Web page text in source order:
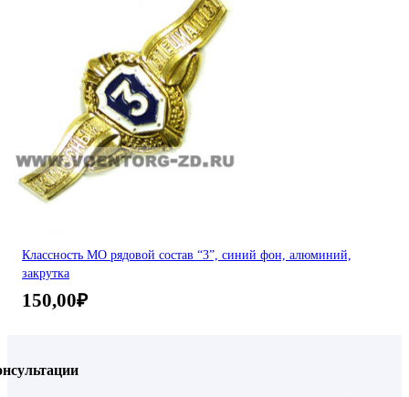
Классность МО рядовой состав “3”, синий фон, алюминий,
закрутка
150,00₽